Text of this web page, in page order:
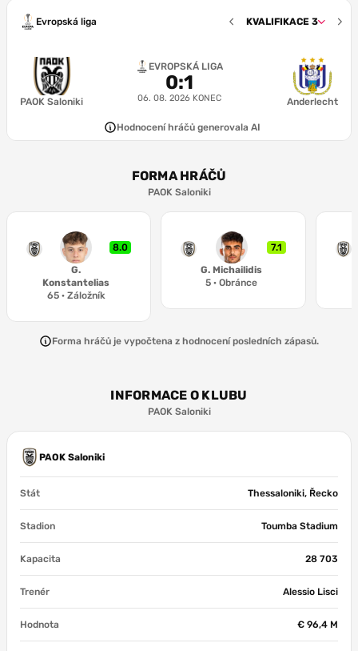
Evropská liga KVALIFIKACE 3
PAOK Saloniki
EVROPSKÁ LIGA
0:1
06. 08. 2026 KONEC Anderlecht
1-4-2-3-1
6.9
J. Kenny
6.7
J. Gómez
6.6
B. Santamaria
6.8
C Zafeiris
G. Konstantelias
Hodnocení hráčů generovala AI
FORMA HRÁČŮ
PAOK Saloniki
G.
Konstantelias
65 · Záložník
8.0
G. Michailidis
5 · Obránce
7.1
Forma hráčů je vypočtena z hodnocení posledních zápasů.
INFORMACE O KLUBU
PAOK Saloniki
PAOK Saloniki
Stát Thessaloniki, Řecko
Stadion Toumba Stadium
Kapacita 28 703
Trenér Alessio Lisci
Hodnota € 96,4 M